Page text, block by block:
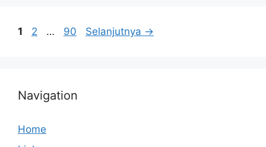
Halaman
1 Halaman
2 … Halaman
90 Selanjutnya →
Navigation
Home